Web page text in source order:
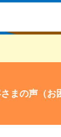
まの声（お